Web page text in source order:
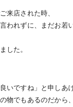
来店された時、
われずに、まだお若
した。
いですね」と申しあ
物でもあるのだから、